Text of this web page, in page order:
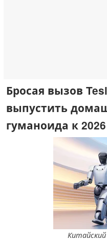
Бросая вызов
выпустить
гуманоида к